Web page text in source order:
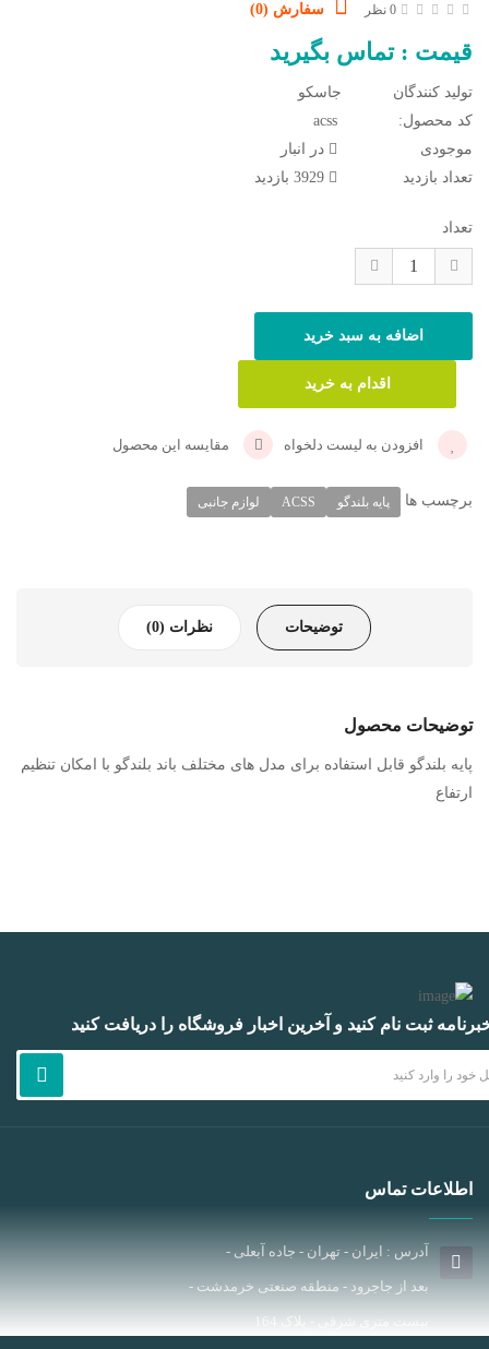
0 نظر سفارش (0)
قیمت : تماس بگیرید
تولید کنندگان
جاسکو
کد محصول:
موجودی
در انبار
تعداد بازدید
تعداد
افزودن به لیست دلخواه مقایسه این محصول
برچسب ها پایه بلندگو ACSS لوازم جانبی
توضیحات نظرات (0)
توضیحات محصول
پایه بلندگو قابل استفاده برای مدل های مختلف باند بلندگو با امکان تنظیم
ارتفاع
ثبت نام کنید و آخرین اخبار فروشگاه را دریافت کنید
اطلاعات تماس
آدرس : ایران - تهران - جاده آبعلی -
بعد از جاجرود - منطقه صنعتی خرمدشت -
بیست متری شرقی - پلاک 164